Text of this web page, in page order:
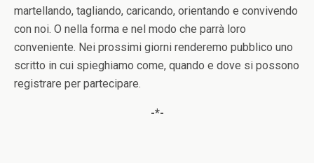
martellando, tagliando, caricando, orientando e convivendo
con noi. O nella forma e nel modo che parrà loro
conveniente. Nei prossimi giorni renderemo pubblico uno
scritto in cui spieghiamo come, quando e dove si possono
registrare per partecipare.
-*-